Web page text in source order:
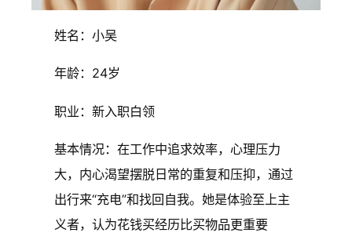
姓名：小吴
年龄：24岁
职业：新入职白领
基本情况：在工作中追求效率，心理压力
大，内心渴望摆脱日常的重复和压抑，通过
出行来“充电”和找回自我。她是体验至上主
义者，认为花钱买经历比买物品更重要